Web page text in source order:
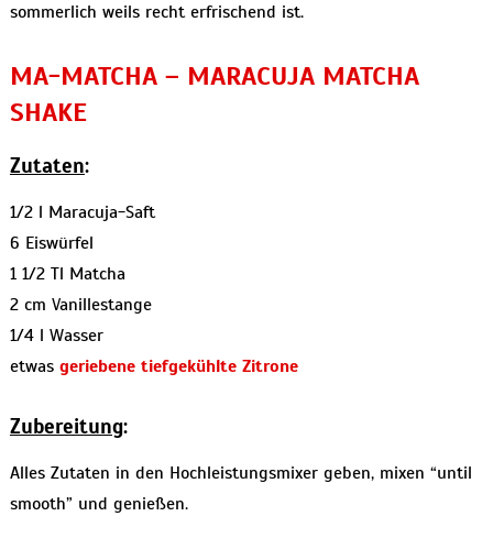
sommerlich weils recht erfrischend ist.
MA-MATCHA – MARACUJA MATCHA
SHAKE
Zutaten:
1/2 l Maracuja-Saft
6 Eiswürfel
1 1/2 Tl Matcha
2 cm Vanillestange
1/4 l Wasser
etwas geriebene tiefgekühlte Zitrone
Zubereitung:
Alles Zutaten in den Hochleistungsmixer geben, mixen “until
smooth” und genießen.